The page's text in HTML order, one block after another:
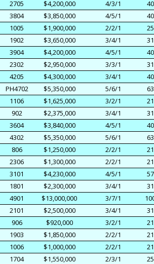
2705
$4,200,000 4/3/1
3804
$3,850,000 4/5/1
1005
$1,900,000 2/2/1
1902
$3,650,000 3/4/1
3904
$4,200,000 4/5/1
2302
$2,950,000 3/3/1
4205
$4,300,000 3/4/1
PH4702
$5,350,000 5/6/1
1106
$1,625,000 3/2/1
902
$2,375,000 3/4/1
3604
$3,840,000 4/5/1
4302
$5,350,000 5/6/1
806
$1,250,000 2/2/1
2306
$1,300,000 2/2/1
3101
$4,230,000 4/5/1
1801
$2,300,000 3/4/1
4901
$13,000,000 3/7/1
2101
$2,500,000 3/4/1
906
$920,000 3/2/1
1903
$1,850,000 2/2/1
1006
$1,000,000 2/2/1
1704
$1,550,000 2/3/1